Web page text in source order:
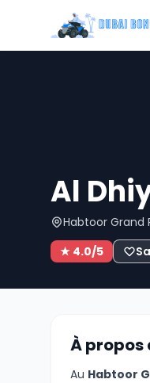
Al
Habtoor Grand
★ 4.0/5
À propos
Au Habtoor